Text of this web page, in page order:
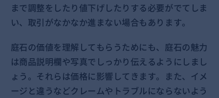
まで調整をしたり値下げしたりする必要がでてしま
い、取引がなかなか進まない場合もあります。
庭石の価値を理解してもらうためにも、庭石の魅力
は商品説明欄や写真でしっかり伝えるようにしまし
ょう。それらは価格に影響してきます。また、イメ
ージと違うなどクレームやトラブルにならないよう